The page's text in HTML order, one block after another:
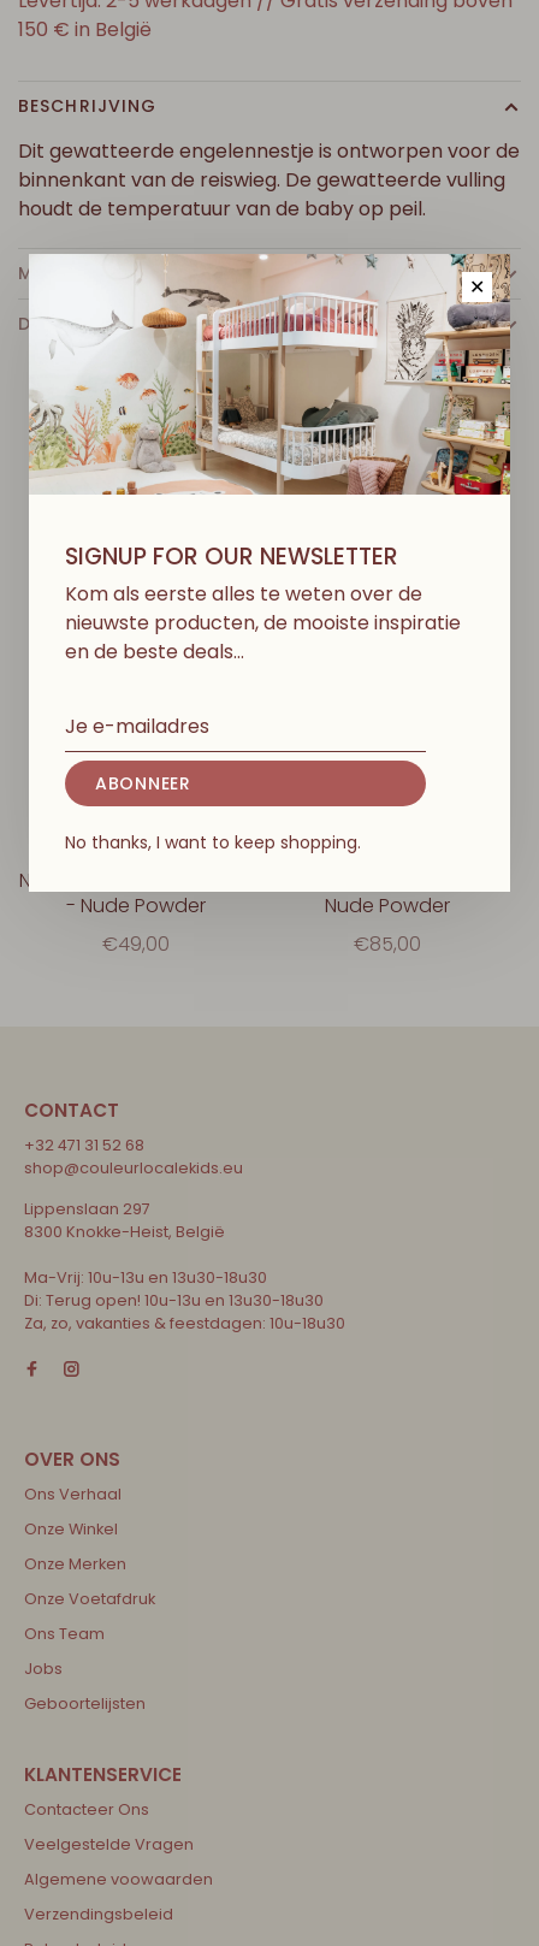
150 € in België
BESCHRIJVING
Dit gewatteerde engelennestje is ontworpen voor de
binnenkant van de reiswieg. De gewatteerde vulling
houdt de temperatuur van de baby op peil.
MEER INFO
DETAILS
DITVINDJEMISSCHIENOOKLEUK
BABYSHOWER
Nachthemel Wieg Mobiel
- Nude Powder
€49,00
BABYSHOWER
Nude Powder
€85,00
CONTACT
+32 471 31 52 68
shop@couleurlocalekids.eu
Lippenslaan 297
8300 Knokke-Heist, België
Ma-Vrij: 10u-13u en 13u30-18u30
Di: Terug open! 10u-13u en 13u30-18u30
Za, zo, vakanties & feestdagen: 10u-18u30
Ons Verhaal
Onze Winkel
Onze Merken
Onze Voetafdruk
Ons Team
Jobs
Geboortelijsten
Contacteer Ons
Veelgestelde Vragen
Algemene voowaarden
Verzendingsbeleid
✕
SIGNUP FOR OUR NEWSLETTER
Kom als eerste alles te weten over de
nieuwste producten, de mooiste inspiratie
en de beste deals…
ABONNEER
No thanks, I want to keep shopping.